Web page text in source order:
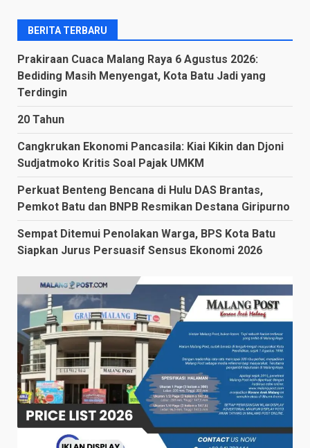
BERITA TERBARU
Prakiraan Cuaca Malang Raya 6 Agustus 2026:
Bediding Masih Menyengat, Kota Batu Jadi yang
Terdingin
20 Tahun
Cangkrukan Ekonomi Pancasila: Kiai Kikin dan Djoni
Sudjatmoko Kritis Soal Pajak UMKM
Perkuat Benteng Bencana di Hulu DAS Brantas,
Pemkot Batu dan BNPB Resmikan Destana Giripurno
Sempat Ditemui Penolakan Warga, BPS Kota Batu
Siapkan Jurus Persuasif Sensus Ekonomi 2026